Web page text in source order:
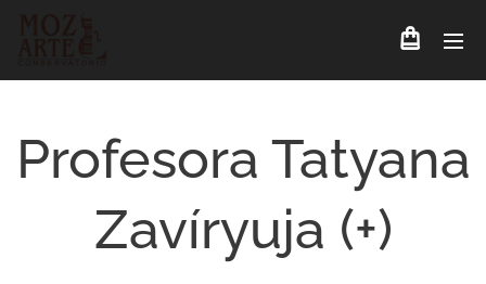
Profesora Tatyana
Zavíryuja (+)